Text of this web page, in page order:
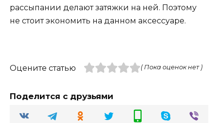
рассыпании делают затяжки на ней. Поэтому
не стоит экономить на данном аксессуаре.
Оцените статью ( Пока оценок нет )
Поделится с друзьями